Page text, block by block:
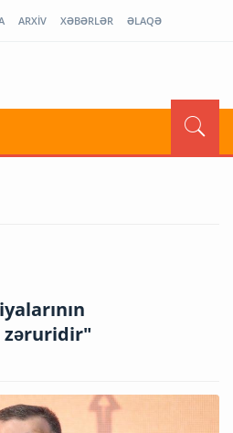
ARXİV XƏBƏRLƏR ƏLAQƏ